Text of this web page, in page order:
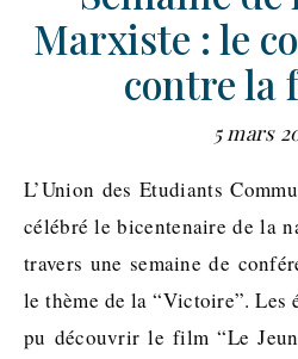
Marxiste : le
contre la
5 mars
L’Union des Etudiants Communistes de Sciences Po a
célébré le bicentenaire de la
travers une semaine de
le thème de la “Victoire”. Les
pu découvrir le film “Le